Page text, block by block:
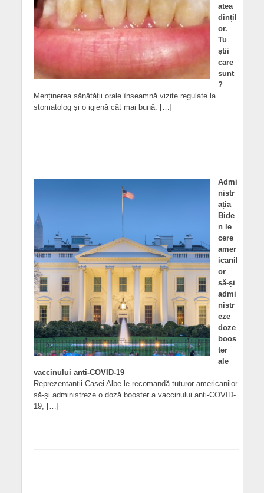
atea
dințil
or.
Tu
știi
care
sunt
?
Menținerea sănătății orale înseamnă vizite regulate la
stomatolog și o igienă cât mai bună. […]
Admi
nistr
ația
Bide
n le
cere
amer
icanil
or
să-și
admi
nistr
eze
doze
boos
ter
ale
vaccinului anti-COVID-19
Reprezentanții Casei Albe le recomandă tuturor americanilor
să-și administreze o doză booster a vaccinului anti-COVID-
19, […]